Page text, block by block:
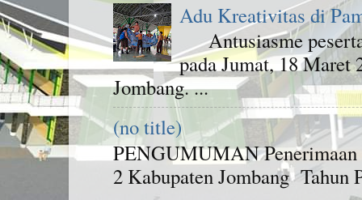
Adu Kreativitas di
Antusiasme
pada Jumat, 18 Maret
Jombang. ...
(no title)
PENGUMUMAN Penerimaan
2 Kabupaten Jombang Tahun